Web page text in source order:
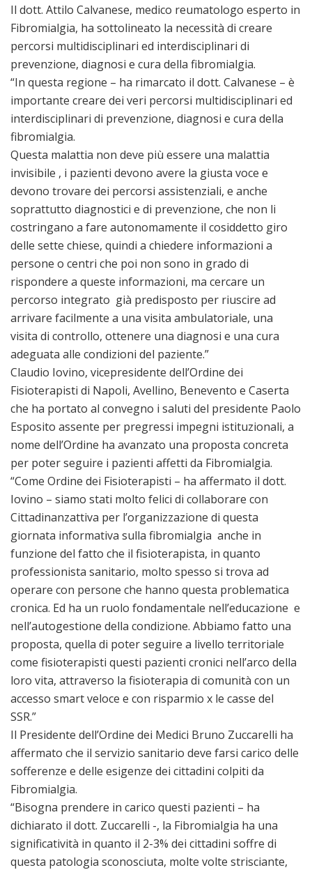
Il dott. Attilo Calvanese, medico reumatologo esperto in
Fibromialgia, ha sottolineato la necessità di creare
percorsi multidisciplinari ed interdisciplinari di
prevenzione, diagnosi e cura della fibromialgia.
“In questa regione – ha rimarcato il dott. Calvanese – è
importante creare dei veri percorsi multidisciplinari ed
interdisciplinari di prevenzione, diagnosi e cura della
fibromialgia.
Questa malattia non deve più essere una malattia
invisibile , i pazienti devono avere la giusta voce e
devono trovare dei percorsi assistenziali, e anche
soprattutto diagnostici e di prevenzione, che non li
costringano a fare autonomamente il cosiddetto giro
delle sette chiese, quindi a chiedere informazioni a
persone o centri che poi non sono in grado di
rispondere a queste informazioni, ma cercare un
percorso integrato già predisposto per riuscire ad
arrivare facilmente a una visita ambulatoriale, una
visita di controllo, ottenere una diagnosi e una cura
adeguata alle condizioni del paziente.”
Claudio Iovino, vicepresidente dell’Ordine dei
Fisioterapisti di Napoli, Avellino, Benevento e Caserta
che ha portato al convegno i saluti del presidente Paolo
Esposito assente per pregressi impegni istituzionali, a
nome dell’Ordine ha avanzato una proposta concreta
per poter seguire i pazienti affetti da Fibromialgia.
“Come Ordine dei Fisioterapisti – ha affermato il dott.
Iovino – siamo stati molto felici di collaborare con
Cittadinanzattiva per l’organizzazione di questa
giornata informativa sulla fibromialgia anche in
funzione del fatto che il fisioterapista, in quanto
professionista sanitario, molto spesso si trova ad
operare con persone che hanno questa problematica
cronica. Ed ha un ruolo fondamentale nell’educazione e
nell’autogestione della condizione. Abbiamo fatto una
proposta, quella di poter seguire a livello territoriale
come fisioterapisti questi pazienti cronici nell’arco della
loro vita, attraverso la fisioterapia di comunità con un
accesso smart veloce e con risparmio x le casse del
SSR.”
Il Presidente dell’Ordine dei Medici Bruno Zuccarelli ha
affermato che il servizio sanitario deve farsi carico delle
sofferenze e delle esigenze dei cittadini colpiti da
Fibromialgia.
“Bisogna prendere in carico questi pazienti – ha
dichiarato il dott. Zuccarelli -, la Fibromialgia ha una
significatività in quanto il 2-3% dei cittadini soffre di
questa patologia sconosciuta, molte volte strisciante,